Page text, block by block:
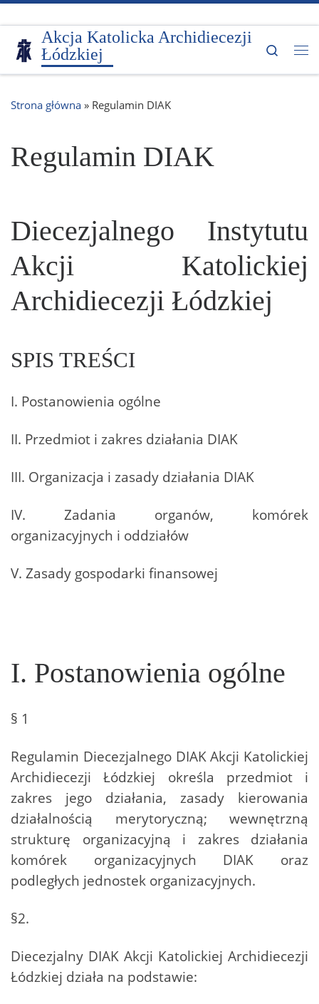
Przejdź do treści
Akcja Katolicka Archidiecezji
Łódzkiej
Search
Strona główna » Regulamin DIAK
Regulamin DIAK
Diecezjalnego Instytutu
Akcji Katolickiej
Archidiecezji Łódzkiej
SPIS TREŚCI
I. Postanowienia ogólne
II. Przedmiot i zakres działania DIAK
III. Organizacja i zasady działania DIAK
IV. Zadania organów, komórek
organizacyjnych i oddziałów
V. Zasady gospodarki finansowej
I. Postanowienia ogólne
§ 1
Regulamin Diecezjalnego DIAK Akcji Katolickiej
Archidiecezji Łódzkiej określa przedmiot i
zakres jego działania, zasady kierowania
działalnością merytoryczną; wewnętrzną
strukturę organizacyjną i zakres działania
komórek organizacyjnych DIAK oraz
podległych jednostek organizacyjnych.
§2.
Diecezjalny DIAK Akcji Katolickiej Archidiecezji
Łódzkiej działa na podstawie: